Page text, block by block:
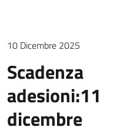
10 Dicembre 2025
Scadenza
adesioni:11
dicembre